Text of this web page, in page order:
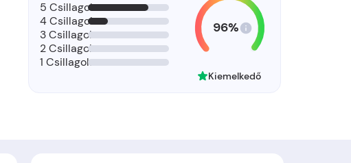
5 Csillagok
4 Csillagok
3 Csillagok
2 Csillagok
1 Csillagok
96%
Kiemelkedő